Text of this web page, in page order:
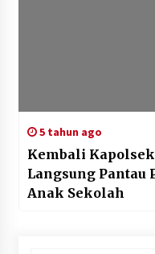
5 tahun ago
Kembali
Langsung Pantau
Anak Sekolah